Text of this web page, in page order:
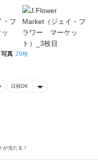
写真 29枚
日祝OK
当たる！